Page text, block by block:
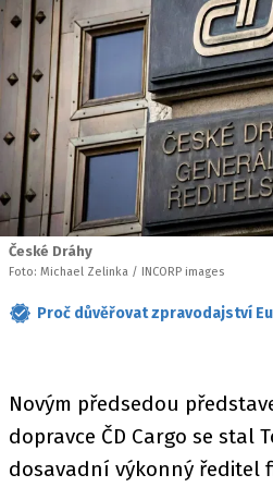
České Dráhy
Foto: Michael Zelinka / INCORP images
Proč důvěřovat zpravodajství
Novým předsedou
dopravce ČD Cargo se stal
dosavadní výkonný ředitel